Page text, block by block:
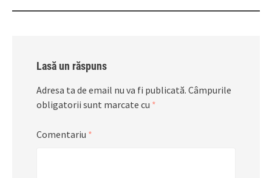
Lasă un răspuns
Adresa ta de email nu va fi publicată. Câmpurile
obligatorii sunt marcate cu *
Comentariu *